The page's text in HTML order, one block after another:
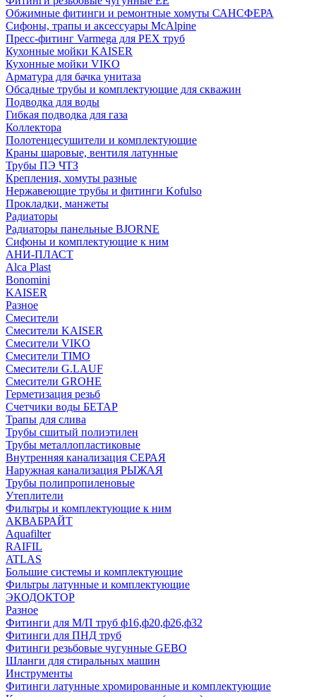
Обжимные фитинги и ремонтные хомуты САНСФЕРА
Сифоны, трапы и аксессуары McAlpine
Пресс-фитинг Varmega для PEX труб
Кухонные мойки KAISER
Кухонные мойки VIKO
Арматура для бачка унитаза
Обсадные трубы и комплектующие для скважин
Подводка для воды
Гибкая подводка для газа
Коллектора
Полотенцесушители и комплектующие
Краны шаровые, вентиля латунные
Трубы ПЭ ЧТЗ
Крепления, хомуты разные
Нержавеющие трубы и фитинги Kofulso
Прокладки, манжеты
Радиаторы
Радиаторы панельные BJORNE
Сифоны и комплектующие к ним
АНИ-ПЛАСТ
Alca Plast
Bonomini
KAISER
Разное
Смесители
Смесители KAISER
Смесители VIKO
Смесители TIMO
Смесители G.LAUF
Смесители GROHE
Герметизация резьб
Счетчики воды БЕТАР
Трапы для слива
Трубы сшитый полиэтилен
Трубы металлопластиковые
Внутренняя канализация СЕРАЯ
Наружная канализация РЫЖАЯ
Трубы полипропиленовые
Утеплители
Фильтры и комплектующие к ним
АКВАБРАЙТ
Aquafilter
RAIFIL
ATLAS
Большие системы и комплектующие
Фильтры латунные и комплектующие
ЭКОДОКТОР
Разное
Фитинги для М/П труб ф16,ф20,ф26,ф32
Фитинги для ПНД труб
Фитинги резьбовые чугунные GEBO
Шланги для стиральных машин
Инструменты
Фитинги латунные хромированные и комплектующие